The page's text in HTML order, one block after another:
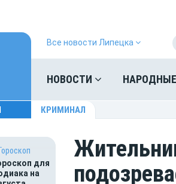
Все новости Липецка
НОВОСТИ
КРИМИНАЛ
для
на